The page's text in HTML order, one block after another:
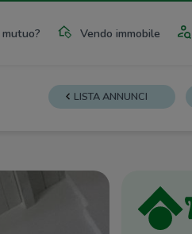
Vendo immobile
LISTA ANNUNCI